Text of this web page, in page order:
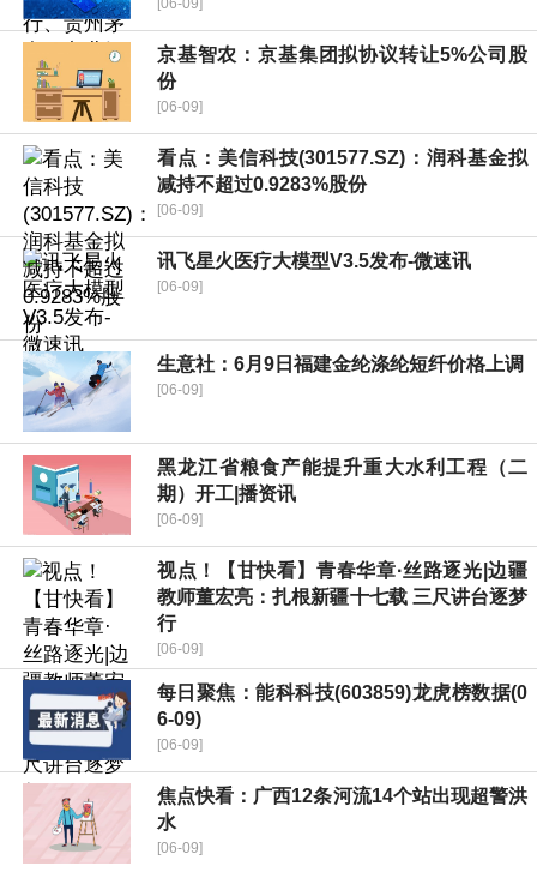
[06-09]
京基智农：京基集团拟协议转让5%公司股
份
[06-09]
看点：美信科技(301577.SZ)：润科基金拟
减持不超过0.9283%股份
[06-09]
讯飞星火医疗大模型V3.5发布-微速讯
[06-09]
生意社：6月9日福建金纶涤纶短纤价格上调
[06-09]
黑龙江省粮食产能提升重大水利工程（二
期）开工|播资讯
[06-09]
视点！【甘快看】青春华章·丝路逐光|边疆
教师董宏亮：扎根新疆十七载 三尺讲台逐梦
行
[06-09]
每日聚焦：能科科技(603859)龙虎榜数据(0
6-09)
[06-09]
焦点快看：广西12条河流14个站出现超警洪
水
[06-09]